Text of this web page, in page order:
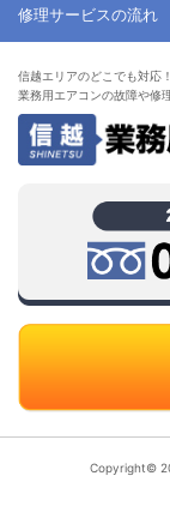
修理サービスの流れ
信越エリアのどこでも対応！
業務用エアコンの故障や修
Copyright©